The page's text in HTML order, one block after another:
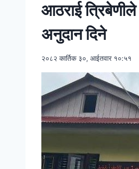
आठराई
अनुदान दिने
२०८२ कार्तिक ३०, आईतवार १०:५१